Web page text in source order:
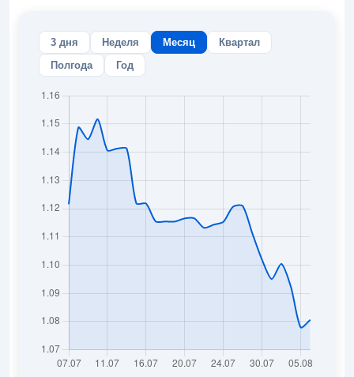
3 дня Неделя Месяц
Квартал
Полгода
Год